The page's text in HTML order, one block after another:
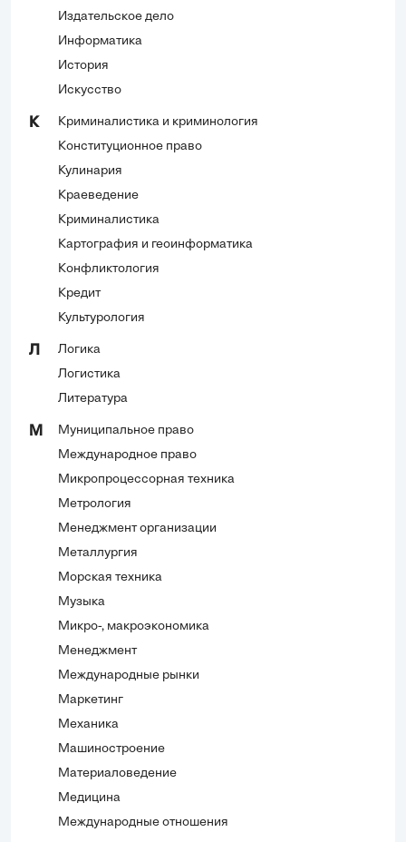
Издательское дело
Информатика
История
Искусство
К
Криминалистика и криминология
Конституционное право
Кулинария
Краеведение
Криминалистика
Картография и геоинформатика
Конфликтология
Кредит
Культурология
Л
Логика
Логистика
Литература
М
Муниципальное право
Международное право
Микропроцессорная техника
Метрология
Менеджмент организации
Металлургия
Морская техника
Музыка
Микро-, макроэкономика
Менеджмент
Международные рынки
Маркетинг
Механика
Машиностроение
Материаловедение
Медицина
Международные отношения